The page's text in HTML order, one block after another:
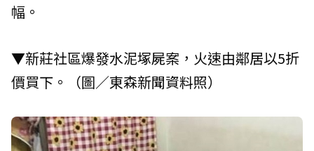
幅。
▼新莊社區爆發水泥塚屍案，火速由鄰居以5折
價買下。（圖／東森新聞資料照）